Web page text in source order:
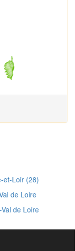
et-Loir (28)
de Loire
de Loire